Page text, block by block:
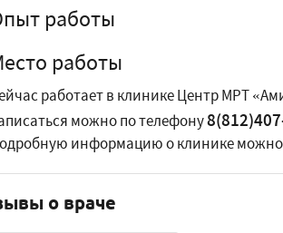
работы
работы
работает в клинике Центр МРТ
можно по телефону
информацию о клинике можно
о враче